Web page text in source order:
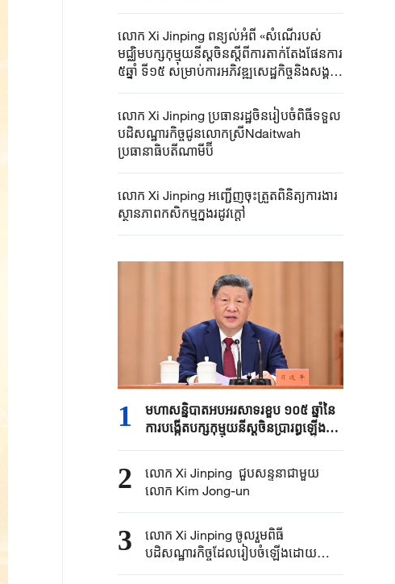
លោក Xi Jinping ពន្យល់អំពី «សំណើរបស់
មជ្ឈិមបក្សកុម្មុយនីស្តចិនស្តីពីការតាក់តែងផែនការ
៥ឆ្នាំ ទី១៥ សម្រាប់ការអភិវឌ្ឍសេដ្ឋកិច្ចនិងសង្គម
ជាតិចិន »
លោក Xi Jinping ប្រធាន​រដ្ឋ​ចិនរៀបចំ​ពិធីទទួល
បដិសណ្ឋារកិច្ច​ជូន​លោកស្រី​Ndaitwah​
ប្រធានាធិបតី​ណាមីប៊ី
លោក Xi Jinping អញ្ជើញ​ចុះត្រួតពិនិត្យការងារ
ស្ថានភាពកសិកម្មក្នុងរដូវក្តៅ
1
មហាសន្និបាតអបអរសាទរខួប ១០៥ ឆ្នាំនៃ
ការបង្កើតបក្សកុម្មុយនីស្តចិនប្រារព្ធឡើង
2
លោក Xi Jinping ជួបសន្ទនាជាមួយ​​
លោក Kim Jong-un
3
លោក Xi Jinping ចូលរួមពិធី
បដិសណ្ឋារកិច្ច​​ដែលរៀបចំឡើង​ដោយ
លោក Kim Jong-un